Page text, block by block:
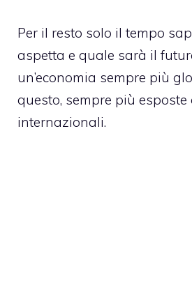
Per il resto solo il tempo
aspetta e quale sarà il
un’economia sempre più
questo, sempre più esposte
internazionali.